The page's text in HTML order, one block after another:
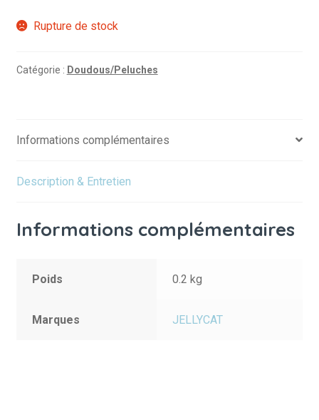
Rupture de stock
Catégorie : Doudous/Peluches
Informations complémentaires
Description & Entretien
Informations complémentaires
Poids 0.2 kg
Marques JELLYCAT